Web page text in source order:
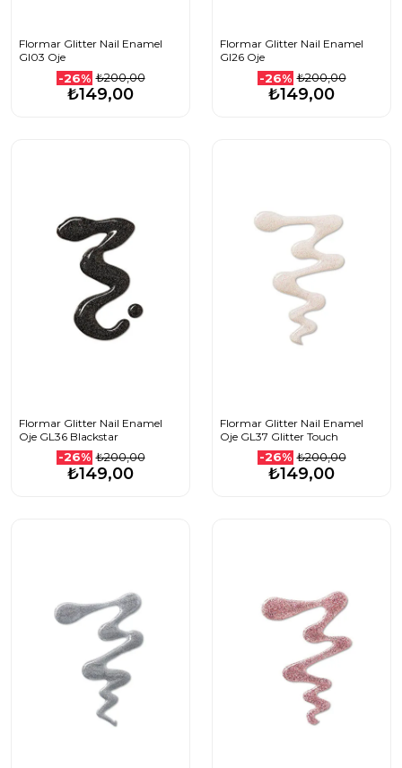
Flormar Glitter Nail Enamel
Gl03 Oje
-26% ₺200,00
₺149,00
Flormar Glitter Nail Enamel
Gl26 Oje
-26% ₺200,00
₺149,00
Flormar Glitter Nail Enamel
Oje GL36 Blackstar
-26% ₺200,00
₺149,00
Flormar Glitter Nail Enamel
Oje GL37 Glitter Touch
-26% ₺200,00
₺149,00